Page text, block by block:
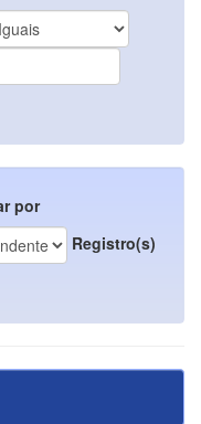
por
Registro(s)